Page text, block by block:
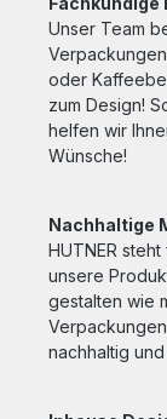
Unser Team
oder
zum Design!
helfen wir
Wünsche!
Nachhaltige
HUTNER
unsere
gestalten wie
nachhaltig